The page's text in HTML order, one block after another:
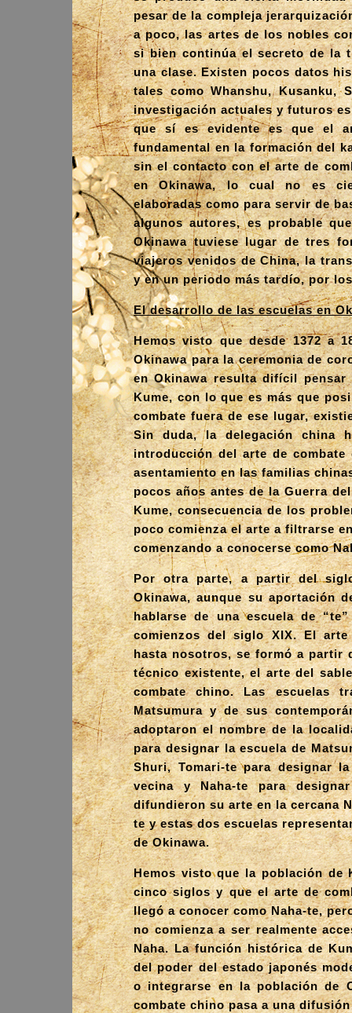
pesar de la compleja
a poco, las artes de los nobles
si bien continúa el secreto de la
una clase. Existen pocos datos
tales como Whanshu, Kusanku,
investigación actuales y futuros
que sí es evidente es que el
fundamental en la formación del
sin el contacto con el arte de
en Okinawa, lo cual no es
elaboradas como para servir de
algunos autores, es probable
Okinawa tuviese lugar de tres
viajeros venidos de China, la
y en un periodo más tardío, por
El desarrollo de las escuelas en
Hemos visto que desde 1372 a
Okinawa para la ceremonia de
en Okinawa resulta difícil
Kume, con lo que es más que
combate fuera de ese lugar,
Sin duda, la delegación china
introducción del arte de
asentamiento en las familias
pocos años antes de la Guerra
Kume, consecuencia de los
poco comienza el arte a filtrarse
comenzando a conocerse como
Por otra parte, a partir del
Okinawa, aunque su aportación
hablarse de una escuela de
comienzos del siglo XIX. El
hasta nosotros, se formó a partir
técnico existente, el arte del
combate chino. Las escuelas
Matsumura y de sus
adoptaron el nombre de la
para designar la escuela de
Shuri, Tomari-te para designar
vecina y Naha-te para
difundieron su arte en la cercana
te y estas dos escuelas
de Okinawa.
Hemos visto que la población de
cinco siglos y que el arte de
llegó a conocer como Naha-te,
no comienza a ser realmente
Naha. La función histórica de
del poder del estado japonés
o integrarse en la población de
combate chino pasa a una